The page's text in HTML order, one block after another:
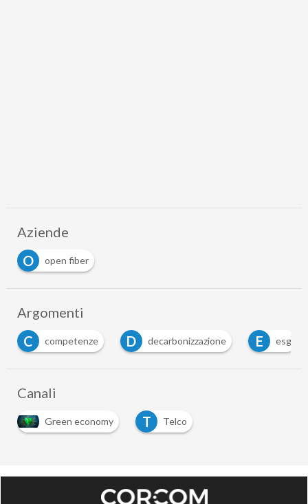
Aziende
O
open fiber
Argomenti
C
competenze D decarbonizzazione E esg
Canali
Green economy T Telco